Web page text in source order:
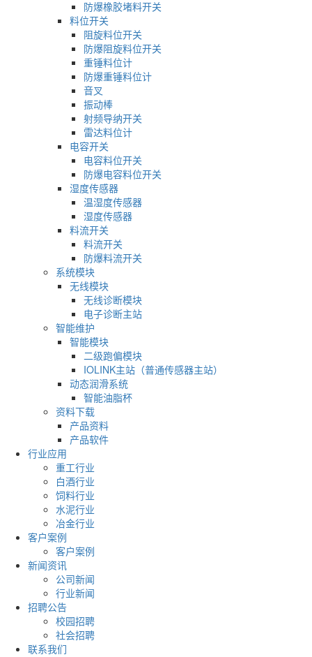
防爆橡胶堵料开关
料位开关
阻旋料位开关
防爆阻旋料位开关
重锤料位计
防爆重锤料位计
音叉
振动棒
射频导纳开关
雷达料位计
电容开关
电容料位开关
防爆电容料位开关
湿度传感器
温湿度传感器
湿度传感器
料流开关
料流开关
防爆料流开关
系统模块
无线模块
无线诊断模块
电子诊断主站
智能维护
智能模块
二级跑偏模块
IOLINK主站（普通传感器主站）
动态润滑系统
智能油脂杯
资料下载
产品资料
产品软件
行业应用
重工行业
白酒行业
饲料行业
水泥行业
冶金行业
客户案例
客户案例
新闻资讯
公司新闻
行业新闻
招聘公告
校园招聘
社会招聘
联系我们